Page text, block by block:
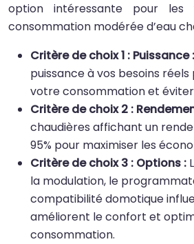
option intéressante pour les
consommation modérée d’eau
Critère de choix 1 : Puissance :
puissance à vos besoins
votre consommation et éviter
Critère de choix 2 :
chaudières affichant un
95% pour maximiser les
Critère de choix 3 : Options :
la modulation, le
compatibilité domotique
améliorent le confort et
consommation.